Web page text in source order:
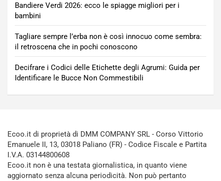
Bandiere Verdi 2026: ecco le spiagge migliori per i
bambini
Tagliare sempre l’erba non è così innocuo come sembra:
il retroscena che in pochi conoscono
Decifrare i Codici delle Etichette degli Agrumi: Guida per
Identificare le Bucce Non Commestibili
Ecoo.it di proprietà di DMM COMPANY SRL - Corso Vittorio
Emanuele II, 13, 03018 Paliano (FR) - Codice Fiscale e Partita
I.V.A. 03144800608
Ecoo.it non è una testata giornalistica, in quanto viene
aggiornato senza alcuna periodicità. Non può pertanto